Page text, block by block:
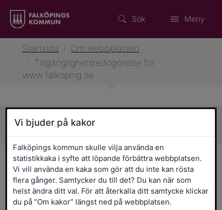
Sök Meny
Startsida
Om webbplatsen
Tillgänglighetsredogörelse för
www.falkoping.se
Sidans innehåll
Tillgänglighetsredogörelse
för www.falkoping.se
Falköpings kommun står bakom den här
Vi bjuder på kakor
Falköpings kommun skulle vilja använda en
statistikkaka i syfte att löpande förbättra webbplatsen.
Vi vill använda en kaka som gör att du inte kan rösta
flera gånger. Samtycker du till det? Du kan när som
helst ändra ditt val. För att återkalla ditt samtycke klickar
du på ”Om kakor” längst ned på webbplatsen.